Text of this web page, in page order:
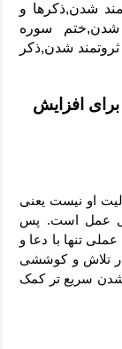
شدن,ذکرها و
شدن,ختم سوره
شدن,ذکر
افزایش
او نیست یعنی
عمل است. پس
عملی تنها با دعا و
تلاش و کوششی
شدن سریع تر کمک